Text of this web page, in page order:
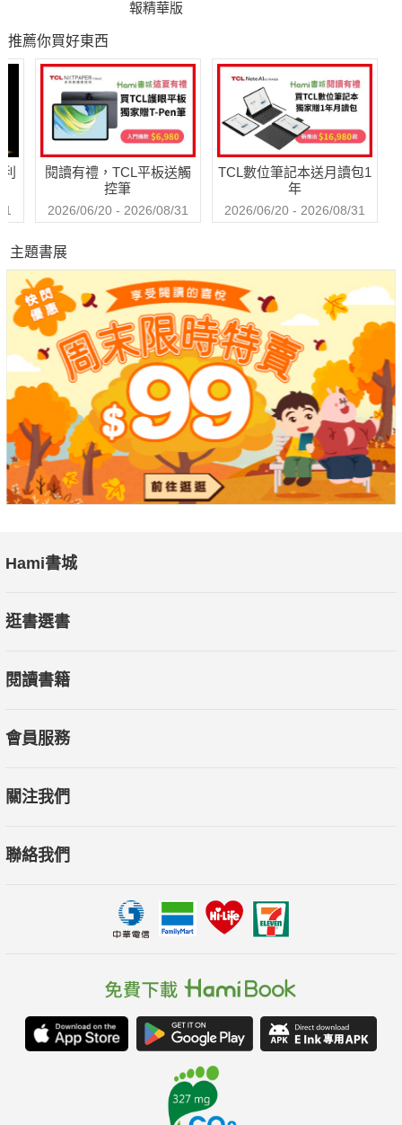
報精華版
推薦你買好東西
閱讀有禮，TCL平板送觸
控筆
2026/06/20 - 2026/08/31
TCL數位筆記本送月讀包1
年
2026/06/20 - 2026/08/31
主題書展
Hami書城
逛書選書
閱讀書籍
會員服務
關注我們
聯絡我們